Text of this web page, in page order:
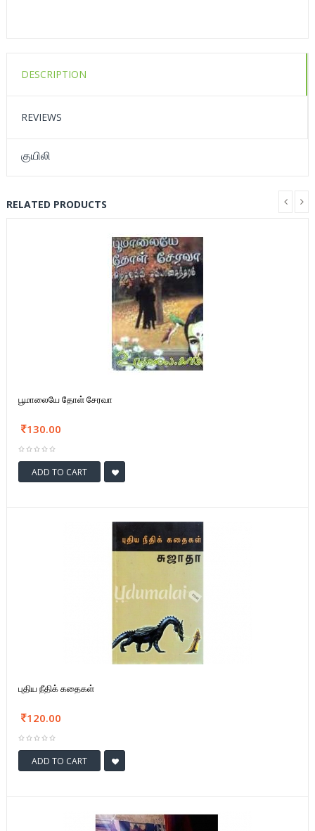
DESCRIPTION
REVIEWS
குயிலி
RELATED PRODUCTS
பூமாலையே தோள் சேரவா
130.00
ADD TO CART
புதிய நீதிக் கதைகள்
120.00
ADD TO CART